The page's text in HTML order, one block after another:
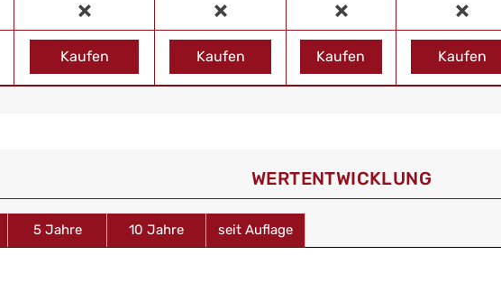
Kaufen Kaufen Kaufen Kaufen
WERT­ENTWICKLUNG
5 Jahre 10 Jahre seit Auflage